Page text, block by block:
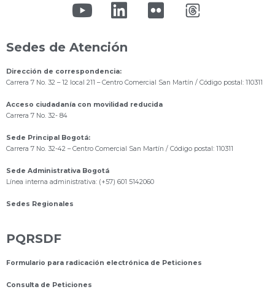
Sedes de Atención
Dirección de correspondencia:
Carrera 7 No. 32 – 12 local 211 – Centro Comercial San Martín / Código postal: 110311
Acceso ciudadanía con movilidad reducida
Carrera 7 No. 32- 84
Sede Principal Bogotá:
Carrera 7 No. 32-42 – Centro Comercial San Martín / Código postal: 110311
Sede Administrativa Bogotá
Línea interna administrativa: (+57) 601 5142060
Sedes Regionales
PQRSDF
Formulario para radicación electrónica de Peticiones
Consulta de Peticiones